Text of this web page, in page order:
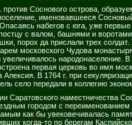
против Соснового острова,
именовавшееся
набегов с юга, уже
с валом, башнями и
порох да прислали трех солдат.
московского Чудова
увеличивалось народонаселение. В
первая церковь во имя
Алексия. В 1764 г. при
село передали в коллегию
Саратовского наместничества
городом с
как бы увековечивалась
когда-то по берегам